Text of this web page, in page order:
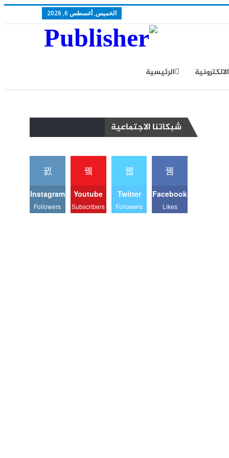
الخميس, أغسطس 6, 2026
الرئيسية
شبكاتنا الاجتماعية
Facebook
Likes
Twitter
Followers
Youtube
Subscribers
Instagram
Followers